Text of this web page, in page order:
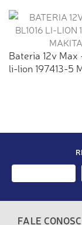
Bateria 12v Max
li-lion 197413-5
FALE